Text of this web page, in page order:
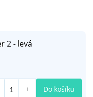
2 - levá
Do košíku